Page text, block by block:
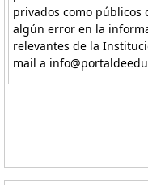
privados como públicos
algún error en la
relevantes de la
mail a